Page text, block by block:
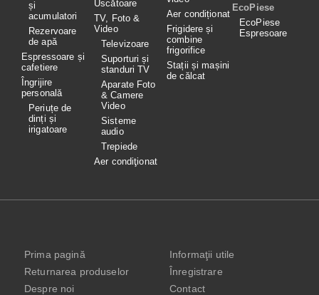
și
acumulatori
Rezervoare
de apă
Espressoare și
cafetiere
Îngrijire
personală
Periuțe de
dinți și
irigatoare
Uscătoare
TV, Foto &
Video
Televizoare
Suporturi și
standuri TV
Aparate Foto
& Camere
Video
Sisteme
audio
Trepiede
Aer condiţionat
Aer condiționat
Frigidere și
combine
frigorifice
Stații și mașini
de călcat
EcoPiese
EcoPiese
Espresoare
Prima pagină
Returnarea produselor
Despre noi
Informaţii utile
Înregistrare
Contact